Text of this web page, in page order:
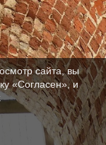
сайта, вы
«Согласен», и